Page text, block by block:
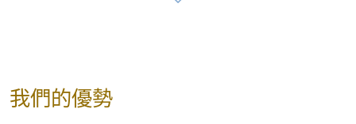
包含詳細的課程安排
我們的優勢